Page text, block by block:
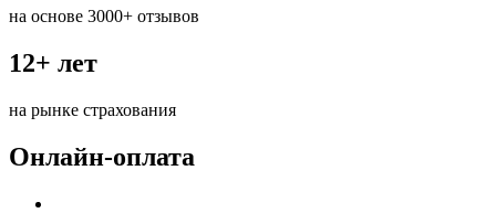
на основе 3000+ отзывов
12+ лет
на рынке страхования
Онлайн-оплата